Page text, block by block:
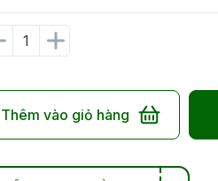
Thêm vào giỏ hàng